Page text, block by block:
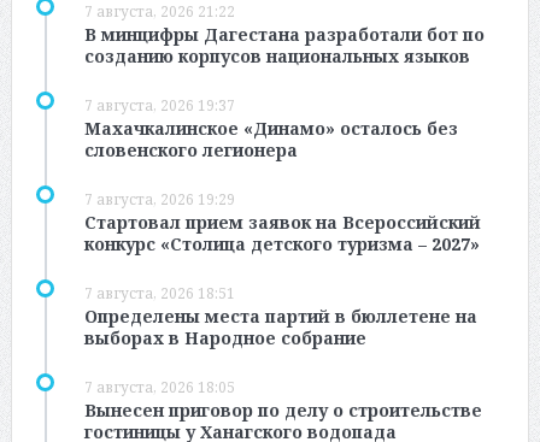
7 августа, 2026 21:22
В минцифры Дагестана разработали бот по
созданию корпусов национальных языков
7 августа, 2026 19:37
Махачкалинское «Динамо» осталось без
словенского легионера
7 августа, 2026 19:29
Стартовал прием заявок на Всероссийский
конкурс «Столица детского туризма – 2027»
7 августа, 2026 18:51
Определены места партий в бюллетене на
выборах в Народное собрание
7 августа, 2026 18:05
Вынесен приговор по делу о строительстве
гостиницы у Ханагского водопада